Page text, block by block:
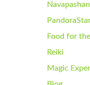
Food for
Reiki
Magic